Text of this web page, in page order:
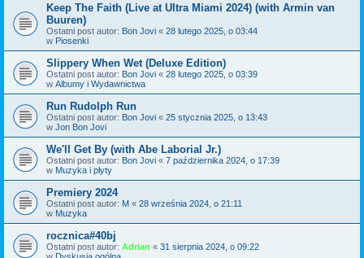
Keep The Faith (Live at Ultra Miami 2024) (with Armin van
Buuren)
Ostatni post autor: Bon Jovi « 28 lutego 2025, o 03:44
w Piosenki
Slippery When Wet (Deluxe Edition)
Ostatni post autor: Bon Jovi « 28 lutego 2025, o 03:39
w Albumy i Wydawnictwa
Run Rudolph Run
Ostatni post autor: Bon Jovi « 25 stycznia 2025, o 13:43
w Jon Bon Jovi
We'll Get By (with Abe Laborial Jr.)
Ostatni post autor: Bon Jovi « 7 października 2024, o 17:39
w Muzyka i płyty
Premiery 2024
Ostatni post autor: M « 28 września 2024, o 21:11
w Muzyka
rocznica#40bj
Ostatni post autor: Adrian « 31 sierpnia 2024, o 09:22
w Dyskusja ogólna